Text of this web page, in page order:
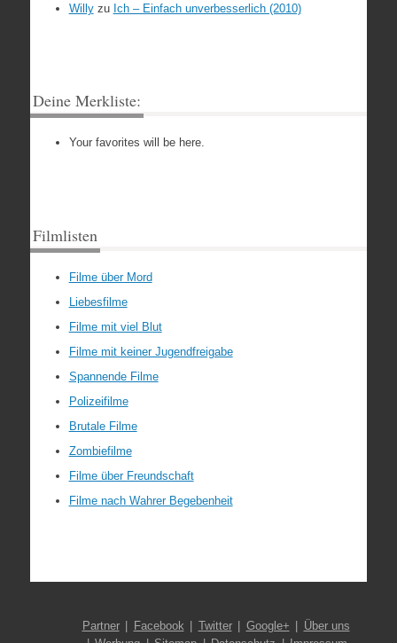
Willyzu Ich – Einfach unverbesserlich (2010)
Deine Merkliste:
Your favorites will be here.
Filmlisten
Filme über Mord
Liebesfilme
Filme mit viel Blut
Filme mit keiner Jugendfreigabe
Spannende Filme
Polizeifilme
Brutale Filme
Zombiefilme
Filme über Freundschaft
Filme nach Wahrer Begebenheit
Partner Facebook Twitter Google+
Über uns